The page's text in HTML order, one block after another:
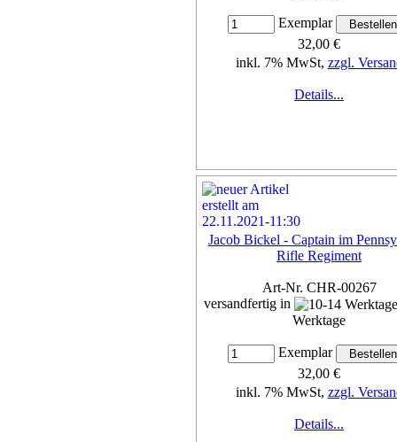
Exemplar
32,00 €
inkl. 7% MwSt, zzgl.
Details...
Jacob Bickel - Captain im
Rifle Regiment
Art-Nr. CHR-00267
versandfertig in
Werktage
Exemplar
32,00 €
inkl. 7% MwSt, zzgl.
Details...